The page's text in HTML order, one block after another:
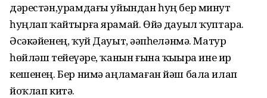
дәрестән,урамдағы уйындан һуң бер минут
һуңлап ҡайтырға ярамай. Өйҙә дауыл ҡуптара.
Әсәкәйенең, ҡуй Дауыт, әҙәпһеҙләнмә. Матур
һөйләш тейеүҙәре, ҡанын ғына ҡыҙҙыра ине ир
кешенең. Бер нимә аңламаған йәш бала илап
йоҡлап китә.